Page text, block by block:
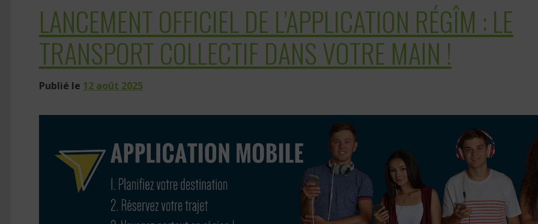
LANCEMENT OFFICIEL DE L’APPLICATION RÉGÎM : LE
TRANSPORT COLLECTIF DANS VOTRE MAIN !
Publié le 12 août 2025